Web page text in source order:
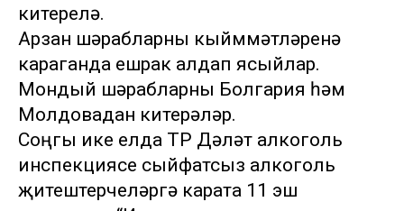
китерелә.
Арзан шәрабларны кыйммәтләренә
караганда ешрак алдап ясыйлар.
Мондый шәрабларны Болгария һәм
Молдовадан китерәләр.
Соңгы ике елда ТР Дәүләт алкоголь
инспекциясе сыйфатсыз алкоголь
җитештерүчеләргә карата 11 эш